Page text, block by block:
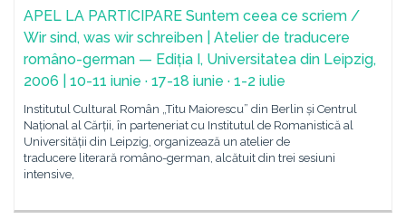
APEL LA PARTICIPARE Suntem ceea ce scriem /
Wir sind, was wir schreiben | Atelier de traducere
româno-german — Ediția I, Universitatea din Leipzig,
2006 | 10-11 iunie · 17-18 iunie · 1-2 iulie
Institutul Cultural Român „Titu Maiorescu” din Berlin și Centrul
Național al Cărții, în parteneriat cu Institutul de Romanistică al
Universității din Leipzig, organizează un atelier de
traducere literară româno-german, alcătuit din trei sesiuni
intensive,